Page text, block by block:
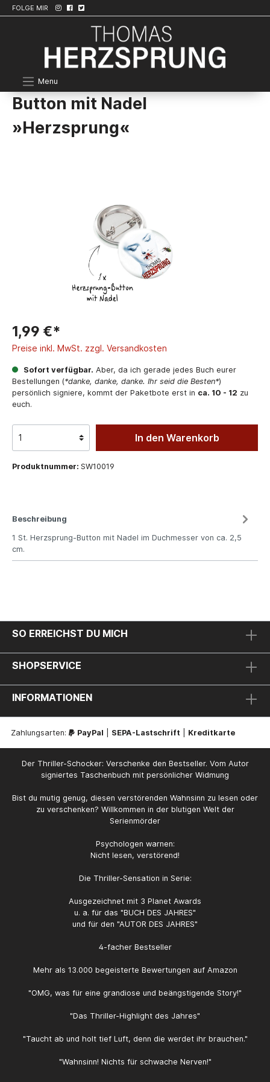
FOLGE MIR
Menu
Button mit Nadel
»Herzsprung«
1,99 €*
Preise inkl. MwSt. zzgl. Versandkosten
Sofort verfügbar. Aber, da ich gerade jedes Buch eurer
Bestellungen (*danke, danke, danke. Ihr seid die Besten*)
persönlich signiere, kommt der Paketbote erst in ca. 10 - 12 zu
euch.
In den Warenkorb
Produktnummer: SW10019
Beschreibung
1 St. Herzsprung-Button mit Nadel im Duchmesser von ca. 2,5
cm.
SO ERREICHST DU MICH
SHOPSERVICE
INFORMATIONEN
Zahlungsarten: PayPal SEPA-Lastschrift Kreditkarte
Der Thriller-Schocker: Verschenke den Bestseller. Vom Autor
signiertes Taschenbuch mit persönlicher Widmung
Bist du mutig genug, diesen verstörenden Wahnsinn zu lesen oder
zu verschenken? Willkommen in der blutigen Welt der
Serienmörder
Psychologen warnen:
Nicht lesen, verstörend!
Die Thriller-Sensation in Serie:
Ausgezeichnet mit 3 Planet Awards
u. a. für das "BUCH DES JAHRES"
und für den "AUTOR DES JAHRES"
4-facher Bestseller
Mehr als 13.000 begeisterte Bewertungen auf Amazon
"OMG, was für eine grandiose und beängstigende Story!"
"Das Thriller-Highlight des Jahres"
"Taucht ab und holt tief Luft, denn die werdet ihr brauchen."
"Wahnsinn! Nichts für schwache Nerven!"